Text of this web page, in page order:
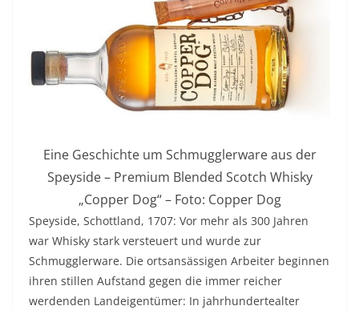
Eine Geschichte um Schmugglerware aus der
Speyside – Premium Blended Scotch Whisky
„Copper Dog“ – Foto: Copper Dog
Speyside, Schottland, 1707: Vor mehr als 300 Jahren
war Whisky stark versteuert und wurde zur
Schmugglerware. Die ortsansässigen Arbeiter beginnen
ihren stillen Aufstand gegen die immer reicher
werdenden Landeigentümer: In jahrhundertealter